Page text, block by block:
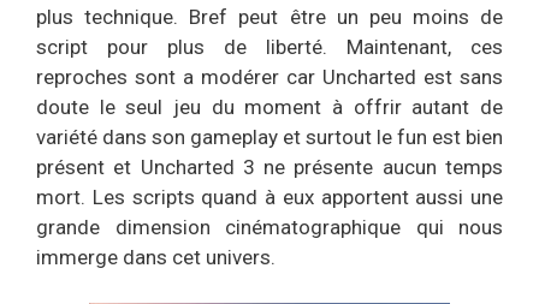
plus technique. Bref peut être un peu moins de
script pour plus de liberté. Maintenant, ces
reproches sont a modérer car Uncharted est sans
doute le seul jeu du moment à offrir autant de
variété dans son gameplay et surtout le fun est bien
présent et Uncharted 3 ne présente aucun temps
mort. Les scripts quand à eux apportent aussi une
grande dimension cinématographique qui nous
immerge dans cet univers.